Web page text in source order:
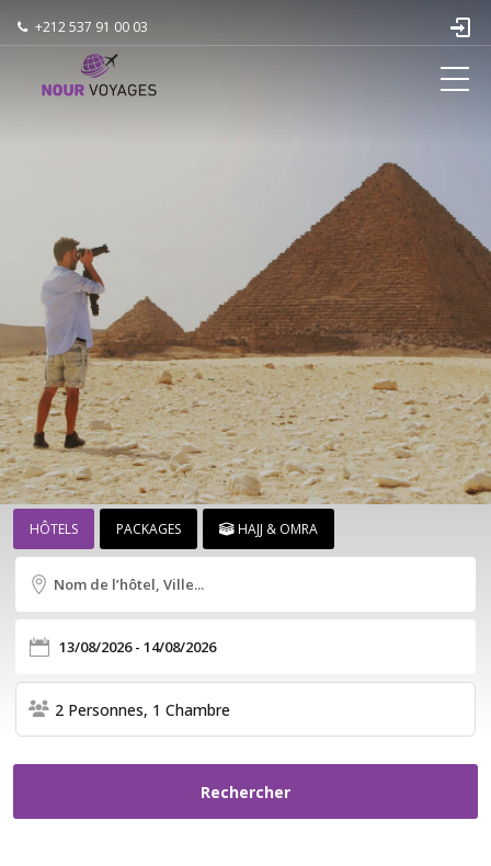
+212 537 91 00 03
HÔTELS PACKAGES HAJJ & OMRA
2 Personnes, 1 Chambre